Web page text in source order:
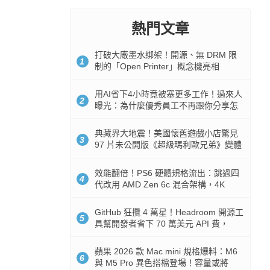
熱門文章
1
打破大廠墨水綁架！開源、無 DRM 限
制的「Open Printer」概念機亮相
2
用AI省下4小時竟被塞更多工作！過來人
曝光：為什麼優秀員工不再跟你分享怎
3
典藏界大地震！美國懷舊遊戲小店驚見
97 片未公開版《超級瑪利歐兄弟》變體
4
效能翻倍！PS6 硬體規格流出：跳過四
代改用 AMD Zen 6c 混合架構，4K
5
GitHub 狂攬 4 萬星！Headroom 開源工
具幫開發者省下 70 萬美元 API 費，
6
蘋果 2026 款 Mac mini 規格爆料：M6
與 M5 Pro 異色搭檔登場！容量或將